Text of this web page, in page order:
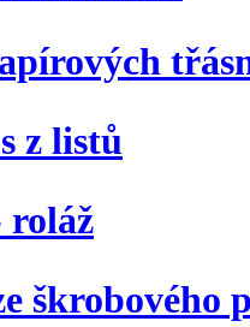
z listů
roláž
škrobového